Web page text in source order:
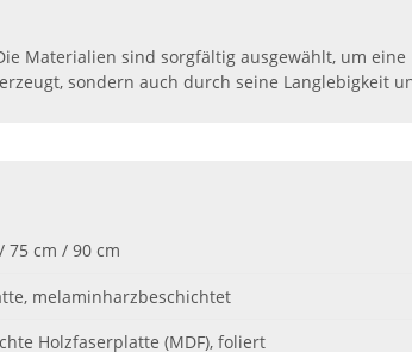
Materialien sind sorgfältig ausgewählt, um
sondern auch durch seine Langlebigkeit
75 cm / 90 cm
melaminharzbeschichtet
Holzfaserplatte (MDF), foliert